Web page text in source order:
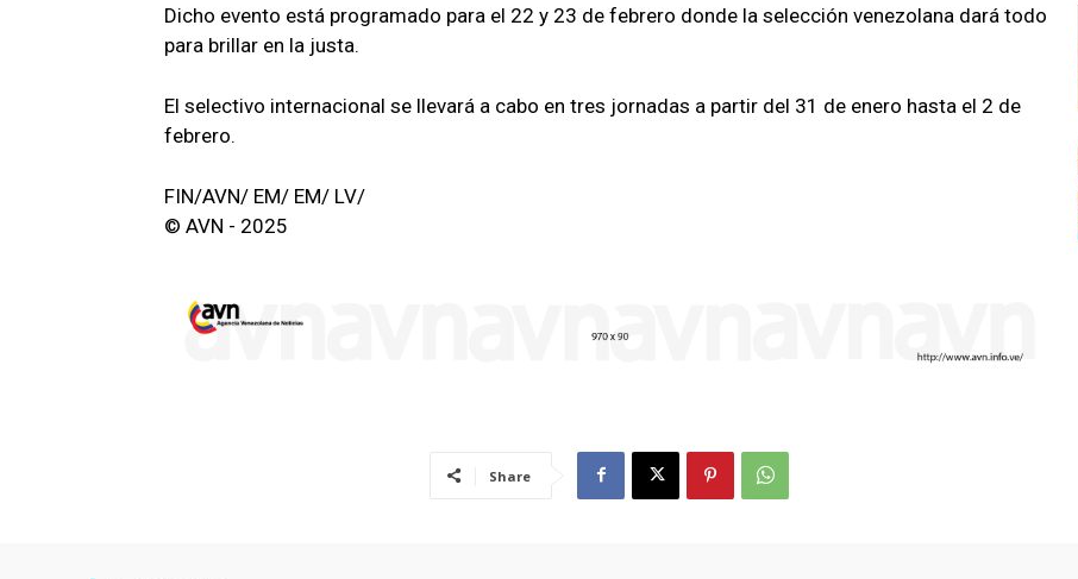
Dicho evento está programado para el 22 y 23 de febrero donde la selección venezolana dará todo
para brillar en la justa.
El selectivo internacional se llevará a cabo en tres jornadas a partir del 31 de enero hasta el 2 de
febrero.
FIN/AVN/ EM/ EM/ LV/
© AVN - 2025
Share